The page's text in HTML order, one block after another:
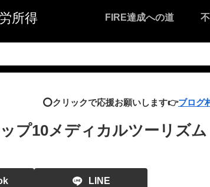
所得 FIRE達成への道
⭕️クリックで応援お願いします👉ブログ
プ10メディカルツーリズム
LINE